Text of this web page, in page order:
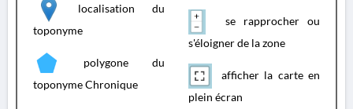
localisation du
toponyme
polygone du
toponyme Chronique
se rapprocher ou
s'éloigner de la zone
afficher la carte en
plein écran